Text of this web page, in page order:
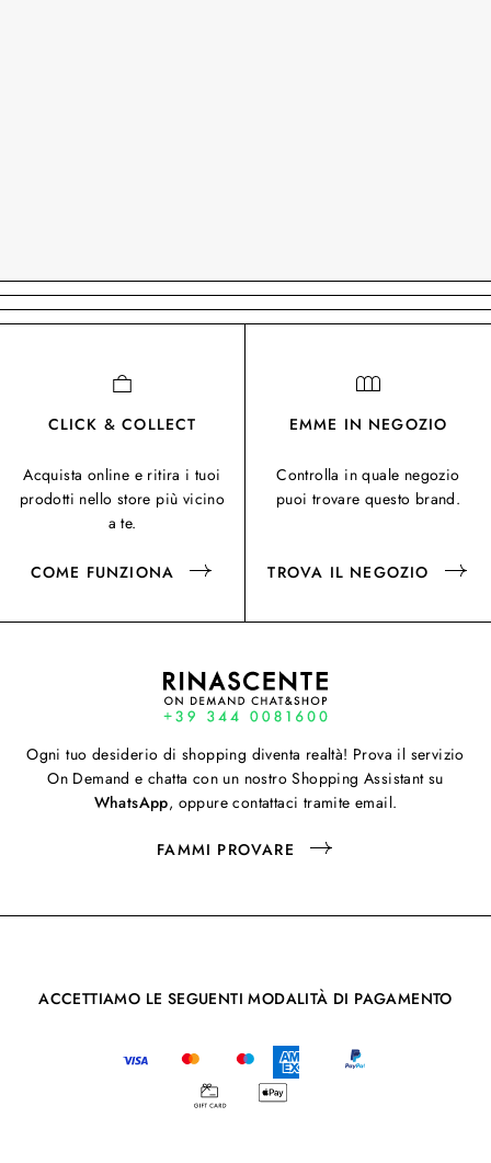
CLICK & COLLECT
Acquista online e ritira i tuoi
prodotti nello store più vicino
a te.
COME FUNZIONA
EMME IN NEGOZIO
Controlla in quale negozio
puoi trovare questo brand.
TROVA IL NEGOZIO
Ogni tuo desiderio di shopping diventa realtà! Prova il servizio
On Demand e chatta con un nostro Shopping Assistant su
WhatsApp, oppure contattaci tramite email.
FAMMI PROVARE
ACCETTIAMO LE SEGUENTI MODALITÀ DI PAGAMENTO